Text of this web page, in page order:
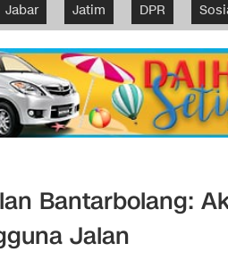
Jabar Jatim DPR
Bantarbolang:
Jalan